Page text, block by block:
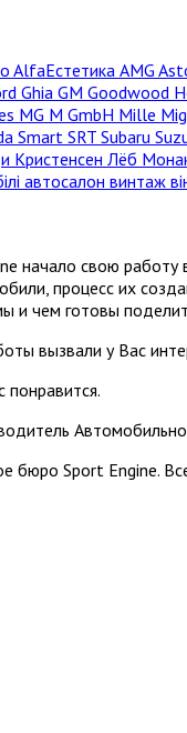
AlfaЕстетика AMG
Ghia GM Goodwood
MG M GmbH Mille
Smart SRT Subaru
Кристенсен Лёб
автосалон винтаж
начало свою работу
процесс их
и чем готовы
вызвали у Вас
понравится.
бюро Sport Engine.